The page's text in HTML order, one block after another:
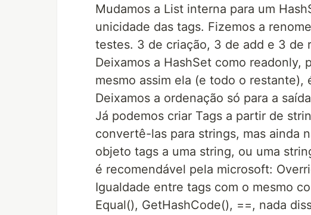
Mudamos a List interna para um
unicidade das tags. Fizemos a
testes. 3 de criação, 3 de add e 3 de
Deixamos a HashSet como readonly,
mesmo assim ela (e todo o restante),
Deixamos a ordenação só para a
Já podemos criar Tags a partir de
convertê-las para strings, mas ainda
objeto tags a uma string, ou uma
é recomendável pela microsoft:
Igualdade entre tags com o mesmo
Equal(), GetHashCode(), ==, nada